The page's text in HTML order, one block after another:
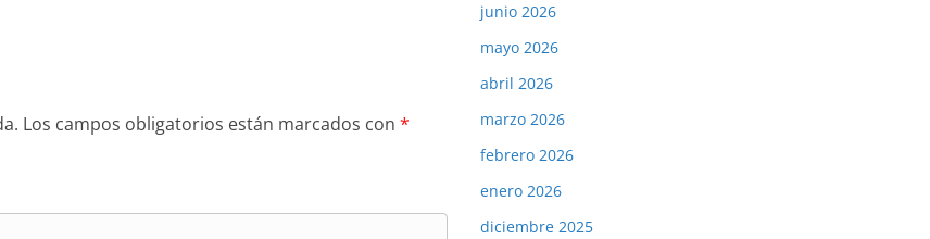
Los campos obligatorios están marcados con *
junio 2026
mayo 2026
abril 2026
marzo 2026
febrero 2026
enero 2026
diciembre 2025